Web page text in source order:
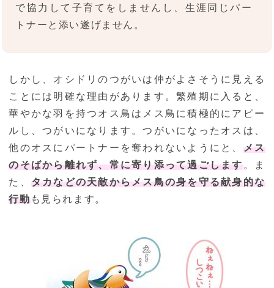
で協力して子育てをしませんし、生涯同じパー
トナーと添い遂げません。
しかし、オシドリのつがいは仲がよさそうに見える
ことには明確な理由があります。繁殖期に入ると、
華やかな羽を持つオス鳥はメス鳥に積極的にアピー
ルし、つがいになります。つがいになったオスは、
他のオスにパートナーを奪われないようにと、 メス
のそばから離れず、常に寄り添って過ごします。ま
た、 タカなどの天敵からメス鳥の身を守る献身的な
行動も見られます。